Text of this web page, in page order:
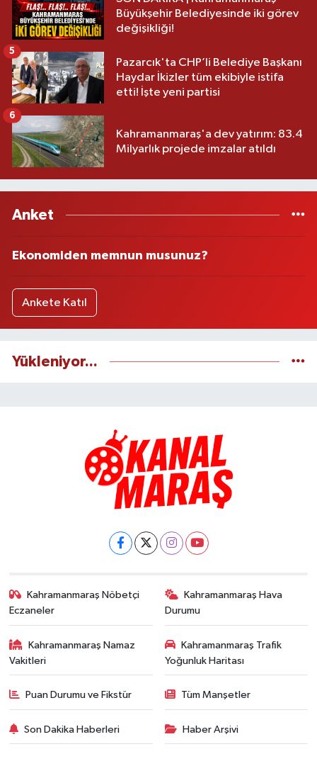
Büyükşehir Belediyesinde iki görev
değişikliği!
Pazarcık'ta CHP’li Belediye Başkanı
Haydar İkizler tüm ekibiyle istifa
etti! İşte yeni partisi
5
Kahramanmaraş'a dev yatırım: 83.4
Milyarlık projede imzalar atıldı
6
Anket
Ekonomiden memnun musunuz?
Ankete Katıl
Yükleniyor...
Kahramanmaraş Nöbetçi
Eczaneler
Kahramanmaraş Hava
Durumu
Kahramanmaraş Namaz
Vakitleri
Kahramanmaraş Trafik
Yoğunluk Haritası
Puan Durumu ve Fikstür Tüm Manşetler
Son Dakika Haberleri Haber Arşivi